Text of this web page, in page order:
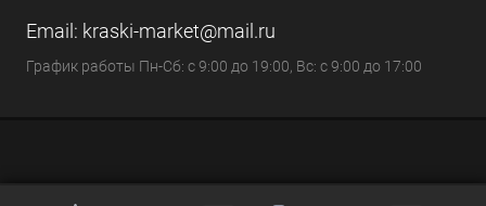
Email: kraski-market@mail.ru
График работы Пн-Сб: с 9:00 до 19:00, Вс: с 9:00 до 17:00